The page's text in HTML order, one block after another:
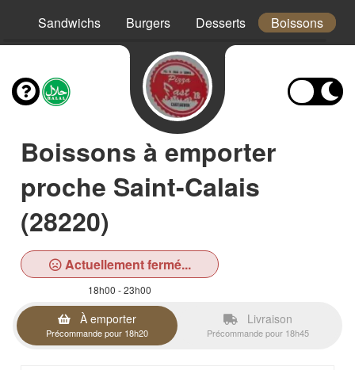
Sandwichs Burgers Desserts Boissons
Boissons à emporter
proche Saint-Calais
(28220)
Actuellement fermé...
18h00 - 23h00
À emporter
Précommande pour 18h20
Livraison
Précommande pour 18h45